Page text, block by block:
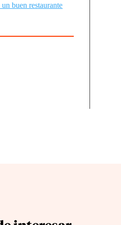
un buen restaurante